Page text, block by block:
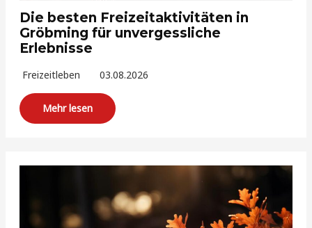
Die besten Freizeitaktivitäten in
Gröbming für unvergessliche
Erlebnisse
Freizeitleben 03.08.2026
Mehr lesen